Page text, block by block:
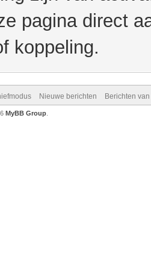
pagina direct
koppeling.
Nieuwe berichten Berichten
MyBB Group